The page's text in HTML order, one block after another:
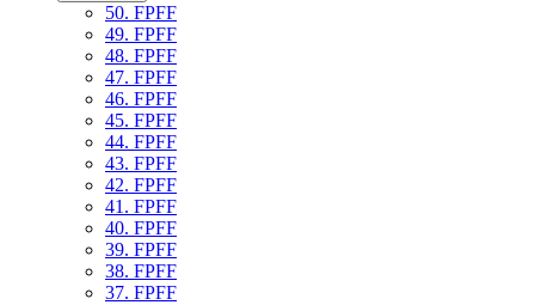
50. FPFF
49. FPFF
48. FPFF
47. FPFF
46. FPFF
45. FPFF
44. FPFF
43. FPFF
42. FPFF
41. FPFF
40. FPFF
39. FPFF
38. FPFF
37. FPFF